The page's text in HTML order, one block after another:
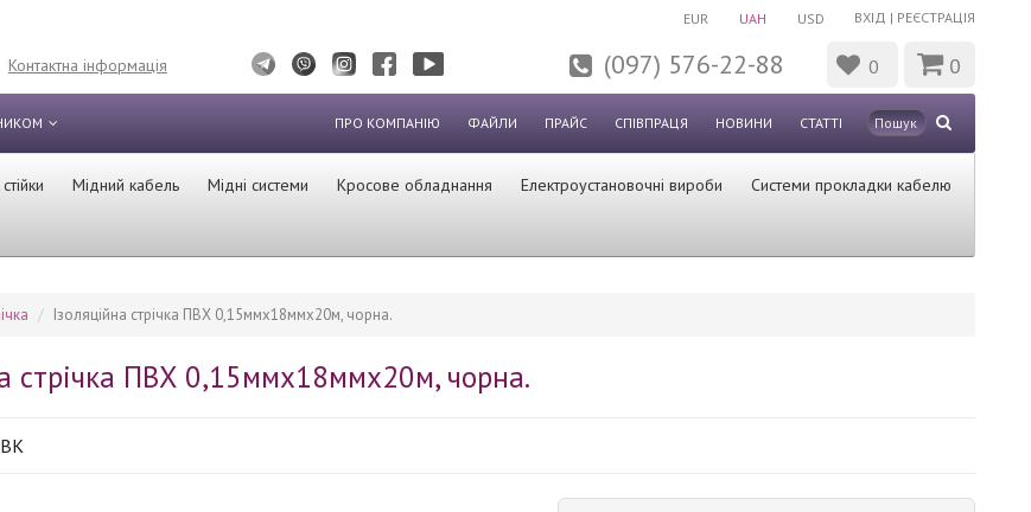
ВХІД | РЕЄСТРАЦІЯ
EUR UAH USD
Контактна інформація (097) 576-22-88 0 0
ПРО КОМПАНІЮ ФАЙЛИ ПРАЙС СПІВПРАЦЯ НОВИНИ СТАТТІ
Мідний кабель Мідні системи Кросове обладнання Електроустановочні вироби
Системи прокладки кабелю
Ізоляційна стрічка ПВХ 0,15ммх18ммх20м, чорна.
стрічка ПВХ 0,15ммх18ммх20м, чорна.